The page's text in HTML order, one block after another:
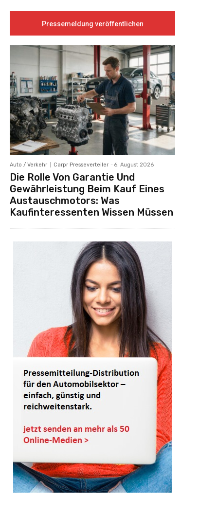
Pressemeldung veröffentlichen
Auto / Verkehr Carpr Presseverteiler - 6. August 2026
Die Rolle Von Garantie Und
Gewährleistung Beim Kauf Eines
Austauschmotors: Was
Kaufinteressenten Wissen Müssen